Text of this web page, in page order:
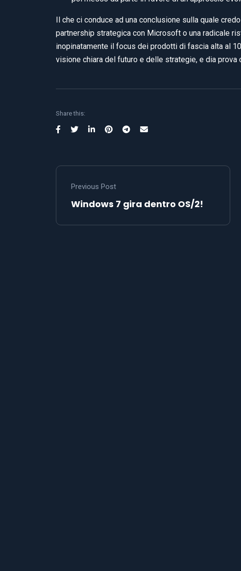
Il che ci conduce ad una conclusione sulla quale
partnership strategica con Microsoft o una radicale
inopinatamente il focus dei prodotti di fascia alta al
visione chiara del futuro e delle strategie, e dia prova
Share this:
Previous Post
Windows 7 gira dentro OS/2!